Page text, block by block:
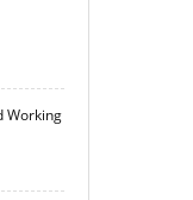
Working